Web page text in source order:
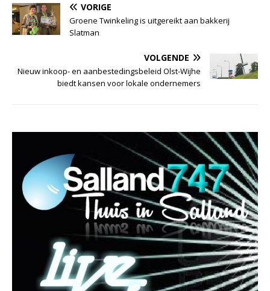
VORIGE
Groene Twinkeling is uitgereikt aan bakkerij
Slatman
VOLGENDE
Nieuw inkoop- en aanbestedingsbeleid Olst-Wijhe
biedt kansen voor lokale ondernemers